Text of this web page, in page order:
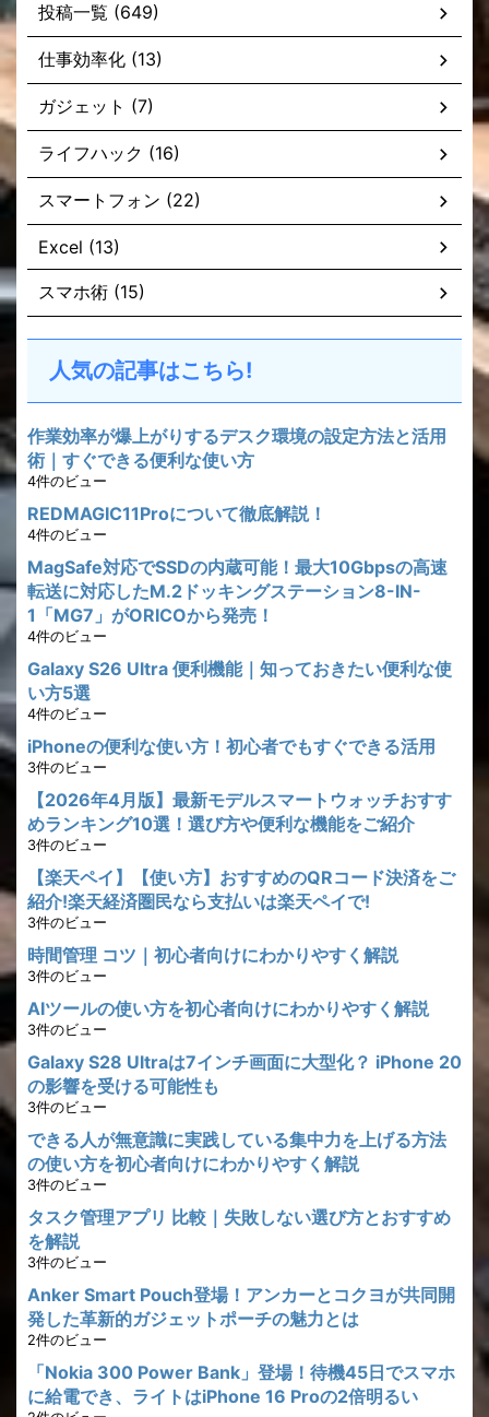
投稿一覧 (649)
仕事効率化 (13)
ガジェット (7)
ライフハック (16)
スマートフォン (22)
Excel (13)
スマホ術 (15)
人気の記事はこちら!
作業効率が爆上がりするデスク環境の設定方法と活用
術｜すぐできる便利な使い方
4件のビュー
REDMAGIC11Proについて徹底解説！
4件のビュー
MagSafe対応でSSDの内蔵可能！最大10Gbpsの高速
転送に対応したM.2ドッキングステーション8-IN-
1「MG7」がORICOから発売！
4件のビュー
Galaxy S26 Ultra 便利機能｜知っておきたい便利な使
い方5選
4件のビュー
iPhoneの便利な使い方！初心者でもすぐできる活用
3件のビュー
【2026年4月版】最新モデルスマートウォッチおすす
めランキング10選！選び方や便利な機能をご紹介
3件のビュー
【楽天ペイ】【使い方】おすすめのQRコード決済をご
紹介!楽天経済圏民なら支払いは楽天ペイで!
3件のビュー
時間管理 コツ｜初心者向けにわかりやすく解説
3件のビュー
AIツールの使い方を初心者向けにわかりやすく解説
3件のビュー
Galaxy S28 Ultraは7インチ画面に大型化？ iPhone 20
の影響を受ける可能性も
3件のビュー
できる人が無意識に実践している集中力を上げる方法
の使い方を初心者向けにわかりやすく解説
3件のビュー
タスク管理アプリ 比較｜失敗しない選び方とおすすめ
を解説
3件のビュー
Anker Smart Pouch登場！アンカーとコクヨが共同開
発した革新的ガジェットポーチの魅力とは
2件のビュー
「Nokia 300 Power Bank」登場！待機45日でスマホ
に給電でき、ライトはiPhone 16 Proの2倍明るい